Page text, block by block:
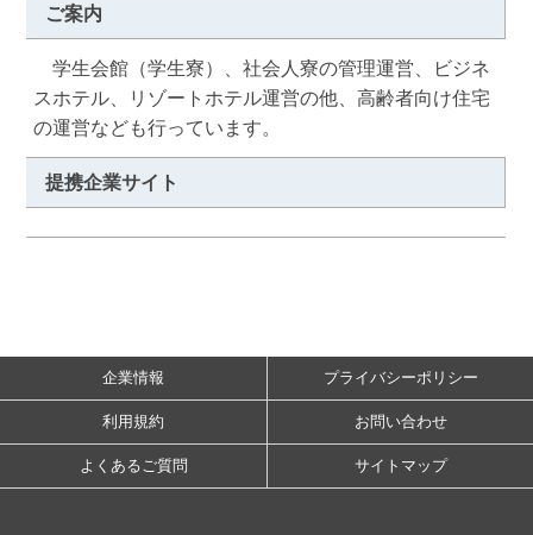
ご案内
学生会館（学生寮）、社会人寮の管理運営、ビジネ
スホテル、リゾートホテル運営の他、高齢者向け住宅
の運営なども行っています。
提携企業サイト
企業情報 プライバシーポリシー
利用規約 お問い合わせ
よくあるご質問 サイトマップ